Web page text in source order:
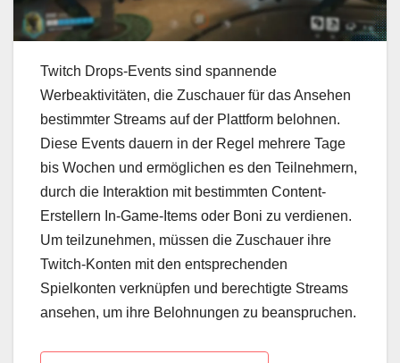
Twitch Drops-Events sind spannende
Werbeaktivitäten, die Zuschauer für das Ansehen
bestimmter Streams auf der Plattform belohnen.
Diese Events dauern in der Regel mehrere Tage
bis Wochen und ermöglichen es den Teilnehmern,
durch die Interaktion mit bestimmten Content-
Erstellern In-Game-Items oder Boni zu verdienen.
Um teilzunehmen, müssen die Zuschauer ihre
Twitch-Konten mit den entsprechenden
Spielkonten verknüpfen und berechtigte Streams
ansehen, um ihre Belohnungen zu beanspruchen.